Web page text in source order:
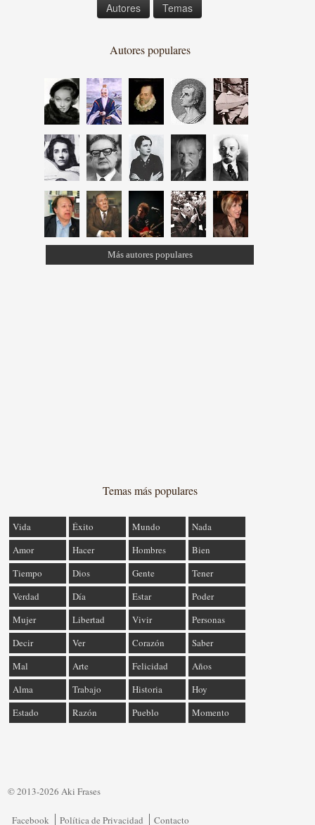
Autores Temas
Autores populares
Más autores populares
Temas más populares
Vida Éxito Mundo
Nada
Amor
Hacer Hombres
Bien
Tiempo
Dios Gente
Tener
Verdad
Día Estar
Poder
Mujer
Libertad Vivir
Personas
Decir
Ver Corazón
Saber
Mal
Arte Felicidad
Años
Alma
Trabajo Historia
Hoy
Estado
Razón Pueblo Momento
© 2013-2026 Aki Frases
Facebook Política de Privacidad Contacto